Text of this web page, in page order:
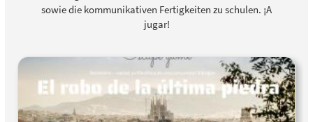
sowie die kommunikativen Fertigkeiten zu schulen. ¡A
jugar!